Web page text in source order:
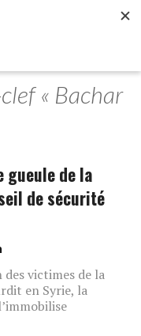
« Bachar
gueule de la
de sécurité
victimes de la
en Syrie, la